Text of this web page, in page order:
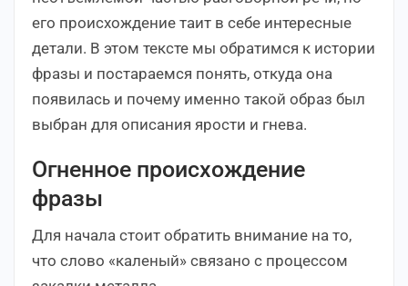
его происхождение таит в себе интересные
детали. В этом тексте мы обратимся к истории
фразы и постараемся понять, откуда она
появилась и почему именно такой образ был
выбран для описания ярости и гнева.
Огненное происхождение
фразы
Для начала стоит обратить внимание на то,
что слово «каленый» связано с процессом